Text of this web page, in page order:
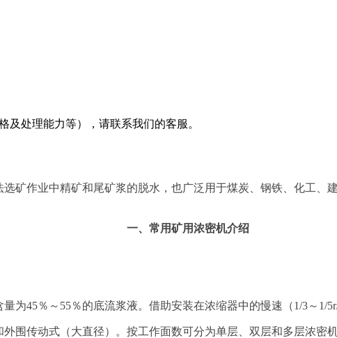
及处理能力等），请联系我们的客服。
矿作业中精矿和尾矿浆的脱水，也广泛用于煤炭、钢铁、化工、
一、常用矿用浓密机介绍
为45％～55％的底流浆液。借助安装在浓缩器中的慢速（1/3～1/
围传动式（大直径）。按工作面数可分为单层、双层和多层浓密机